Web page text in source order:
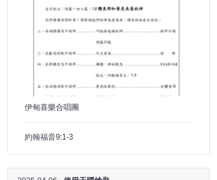
伊甸喜樂合唱團
約翰福音9:1-3